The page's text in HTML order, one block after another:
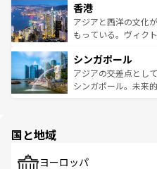
とつ。フォーやバイ
ひ現地で味わいたい
が旅行者を迎えてく
参照してほしい。
の活気が交差してい
帯で自然と触れ合い
いビーチでリゾート
激する。気候は一年
が待っている。親し
た文化、そして多様
香港
アジアと西洋の文化
もっている。ヴィク
み、どこを訪れても
ており、効率よく見
うな絶景から文化的
シンガポール
アジアの交差点とし
シンガポール。未来
で、ホーカーズは地
国と地域
ヨーロッパ